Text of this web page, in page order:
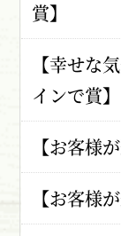
賞】
【幸せな
インで賞】
【お客様
【お客様